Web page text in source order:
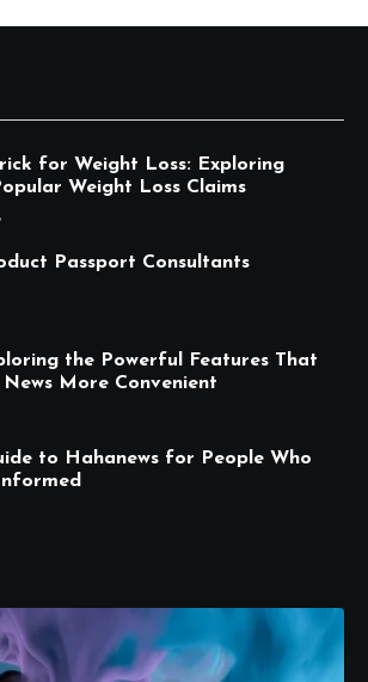
for Weight Loss: Exploring
Weight Loss Claims
Passport Consultants
the Powerful Features That
More Convenient
to Hahanews for People Who